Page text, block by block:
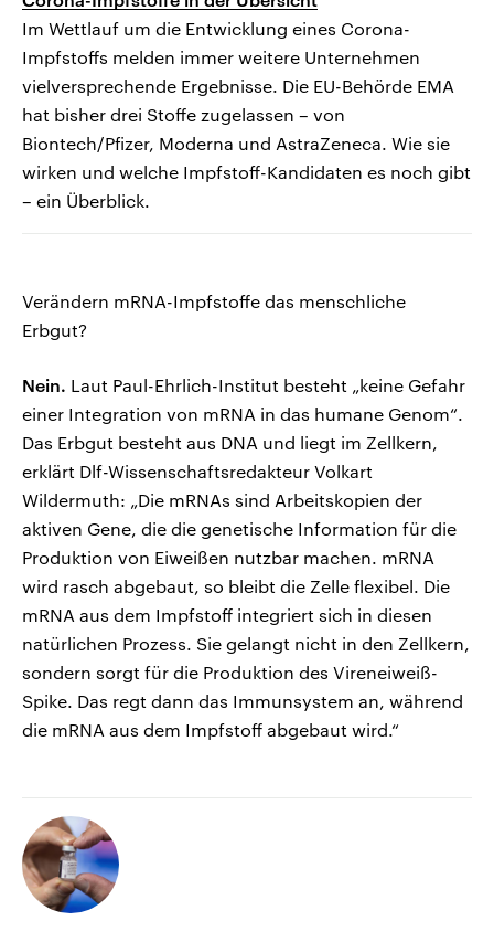
Im Wettlauf um die Entwicklung eines Corona-
Impfstoffs melden immer weitere Unternehmen
vielversprechende Ergebnisse. Die EU-Behörde EMA
hat bisher drei Stoffe zugelassen – von
Biontech/Pfizer, Moderna und AstraZeneca. Wie sie
wirken und welche Impfstoff-Kandidaten es noch gibt
– ein Überblick.
Verändern mRNA-Impfstoffe das menschliche
Erbgut?
Nein. Laut Paul-Ehrlich-Institut besteht „keine Gefahr
einer Integration von mRNA in das humane Genom“.
Das Erbgut besteht aus DNA und liegt im Zellkern,
erklärt Dlf-Wissenschaftsredakteur Volkart
Wildermuth: „Die mRNAs sind Arbeitskopien der
aktiven Gene, die die genetische Information für die
Produktion von Eiweißen nutzbar machen. mRNA
wird rasch abgebaut, so bleibt die Zelle flexibel. Die
mRNA aus dem Impfstoff integriert sich in diesen
natürlichen Prozess. Sie gelangt nicht in den Zellkern,
sondern sorgt für die Produktion des Vireneiweiß-
Spike. Das regt dann das Immunsystem an, während
die mRNA aus dem Impfstoff abgebaut wird.“